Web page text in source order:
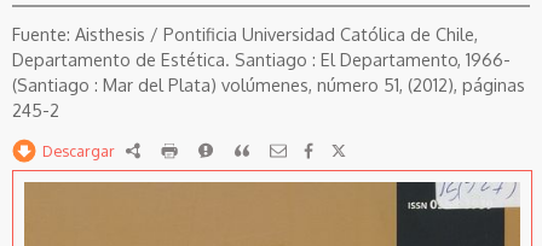
Aisthesis / Pontificia Universidad Católica de Chile,
Departamento de Estética. Santiago : El Departamento, 1966-
(Santiago : Mar del Plata) volúmenes, número 51, (2012), páginas
245-2
Descargar RDF imprimirReportarCitar